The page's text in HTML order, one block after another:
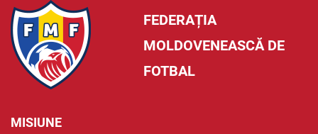
FEDERAȚIA
MOLDOVENEASCĂ DE
FOTBAL
MISIUNE